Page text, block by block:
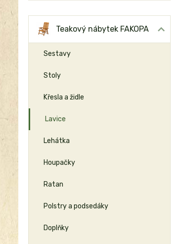
Teakový nábytek FAKOPA
Sestavy
Stoly
Křesla a židle
Lavice
Lehátka
Houpačky
Ratan
Polstry a podsedáky
Doplňky